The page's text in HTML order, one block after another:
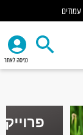
כניסה לאתר